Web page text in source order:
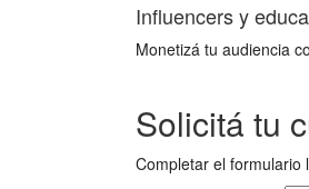
Influencers y
Monetizá tu audiencia
Solicitá tu
Completar el formulario